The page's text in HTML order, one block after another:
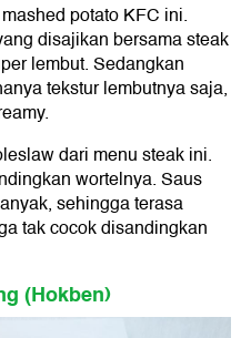
potato KFC ini.
disajikan bersama steak
lembut. Sedangkan
tekstur lembutnya saja,
dari menu steak ini.
wortelnya. Saus
sehingga terasa
tak cocok disandingkan
(Hokben)